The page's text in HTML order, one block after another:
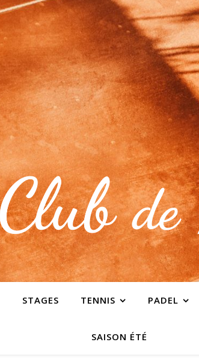
STAGES TENNIS PADEL
SAISON ÉTÉ